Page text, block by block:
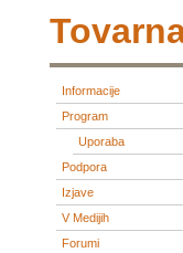
Informacije
Program
Uporaba
Podpora
Izjave
V Medijih
Forumi